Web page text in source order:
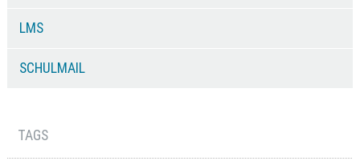
LMS
SCHULMAIL
TAGS